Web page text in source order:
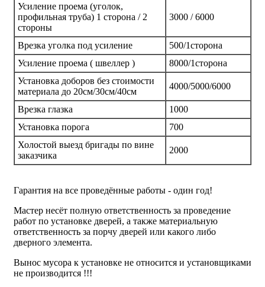
Усиление проема (уголок,
профильная труба) 1 сторона / 2
стороны
3000 / 6000
Врезка уголка под усиление
500/1сторона
Усиление проема ( швеллер )
8000/1сторона
Установка доборов без стоимости
материала до 20см/30см/40см
4000/5000/6000
Врезка глазка
1000
Установка порога
700
Холостой выезд бригады по вине
заказчика
2000
Гарантия на все проведённые работы - один год!
Мастер несёт полную ответственность за проведение
работ по установке дверей, а также материальную
ответственность за порчу дверей или какого либо
дверного элемента.
Вынос мусора к установке не относится и установщиками
не производится !!!